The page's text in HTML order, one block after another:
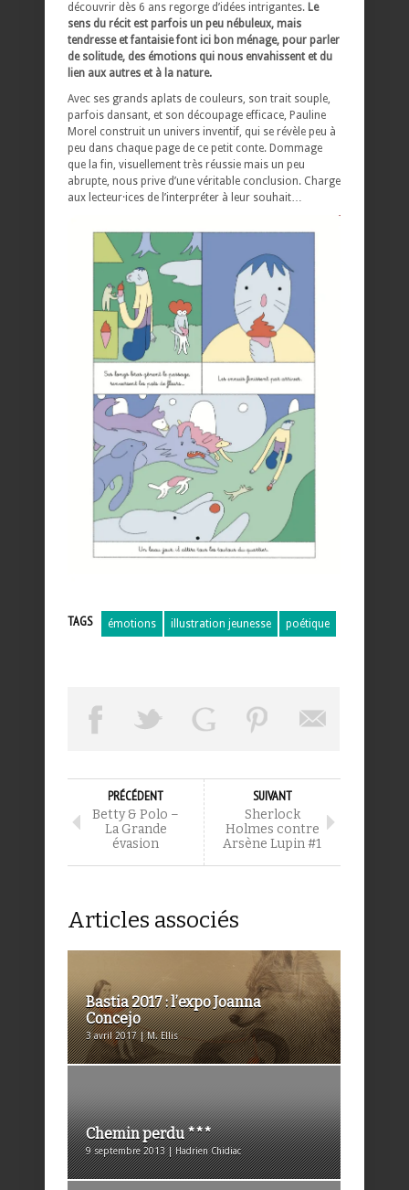
découvrir dès 6 ans regorge d’idées intrigantes. Le
sens du récit est parfois un peu nébuleux, mais
tendresse et fantaisie font ici bon ménage, pour parler
de solitude, des émotions qui nous envahissent et du
lien aux autres et à la nature.
Avec ses grands aplats de couleurs, son trait souple,
parfois dansant, et son découpage efficace, Pauline
Morel construit un univers inventif, qui se révèle peu à
peu dans chaque page de ce petit conte. Dommage
que la fin, visuellement très réussie mais un peu
abrupte, nous prive d’une véritable conclusion. Charge
aux lecteur·ices de l’interpréter à leur souhait…
TAGS émotions illustration jeunesse poétique
PRÉCÉDENT
Betty & Polo –
La Grande
évasion
SUIVANT
Sherlock
Holmes contre
Arsène Lupin #1
Articles associés
Bastia 2017 : l’expo Joanna
Concejo
3 avril 2017 | M. Ellis
Chemin perdu ***
9 septembre 2013 | Hadrien Chidiac